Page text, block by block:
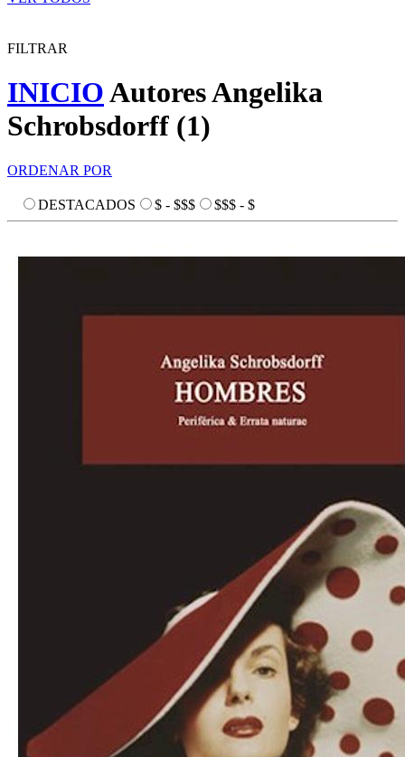
FILTRAR
INICIOAutoresAngelika
Schrobsdorff (1)
ORDENAR POR
DESTACADOS $ - $$$ $$$ - $